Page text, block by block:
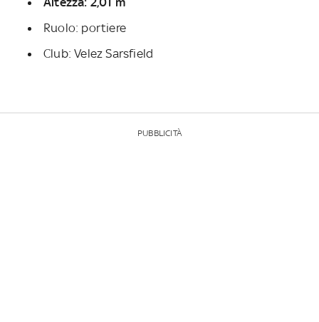
Ruolo: portiere
Club: Velez Sarsfield
PUBBLICITÀ